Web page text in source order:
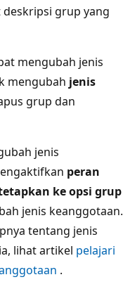
grup yang
mengubah jenis
mengubah jenis
grup dan
jenis
peran
ke opsi grup
jenis keanggotaan.
tentang jenis
lihat artikel pelajari
.